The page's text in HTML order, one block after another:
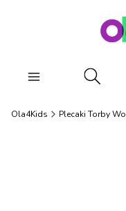
Otwórz
Ola4Kids Plecaki Torby